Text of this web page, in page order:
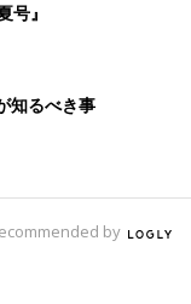
号』
知るべき事
by